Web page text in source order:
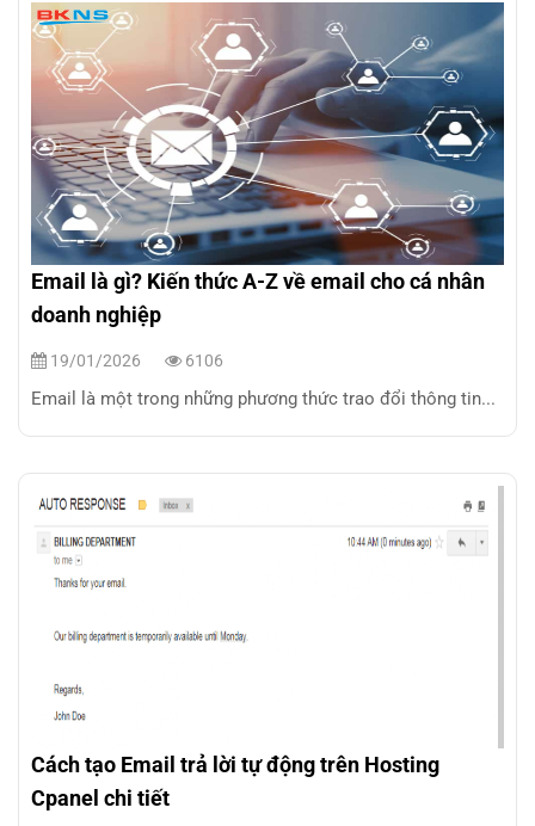
Email là gì? Kiến thức A-Z về email cho cá nhân
doanh nghiệp
19/01/2026 6106
Email là một trong những phương thức trao đổi thông tin...
Cách tạo Email trả lời tự động trên Hosting
Cpanel chi tiết